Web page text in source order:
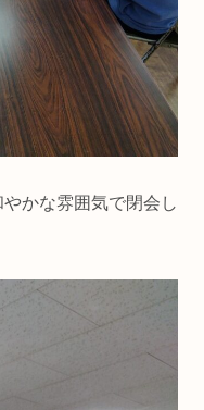
かな雰囲気で閉会し